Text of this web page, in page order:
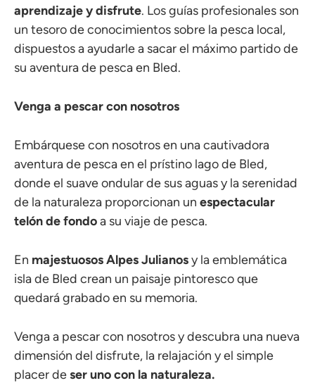
aprendizaje y disfrute. Los guías profesionales son
un tesoro de conocimientos sobre la pesca local,
dispuestos a ayudarle a sacar el máximo partido de
su aventura de pesca en Bled.
Venga a pescar con nosotros
Embárquese con nosotros en una cautivadora
aventura de pesca en el prístino lago de Bled,
donde el suave ondular de sus aguas y la serenidad
de la naturaleza proporcionan un espectacular
telón de fondoa su viaje de pesca.
En majestuosos Alpes Julianosy la emblemática
isla de Bled crean un paisaje pintoresco que
quedará grabado en su memoria.
Venga a pescar con nosotros y descubra una nueva
dimensión del disfrute, la relajación y el simple
placer deser uno con la naturaleza.